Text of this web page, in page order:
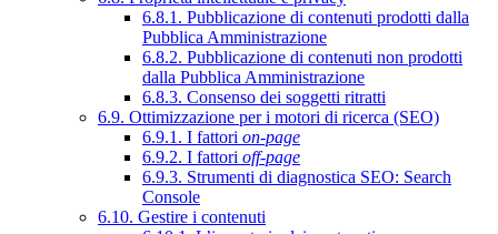
6.8.1. Pubblicazione di contenuti prodotti dalla
Pubblica Amministrazione
6.8.2. Pubblicazione di contenuti non prodotti
dalla Pubblica Amministrazione
6.8.3. Consenso dei soggetti ritratti
6.9. Ottimizzazione per i motori di ricerca (SEO)
6.9.1. I fattori on-page
6.9.2. I fattori off-page
6.9.3. Strumenti di diagnostica SEO: Search
Console
6.10. Gestire i contenuti